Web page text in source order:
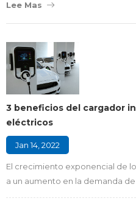
Lee Mas
3 beneficios del cargador
eléctricos
Jan 14, 2022
El crecimiento exponencial de
a un aumento en la demanda
infraestructura eléctrica. Sin